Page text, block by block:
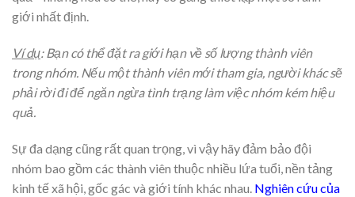
giới nhất định.
Ví dụ: Bạn có thể đặt ra giới hạn về số lượng thành viên
trong nhóm. Nếu một thành viên mới tham gia, người khác sẽ
phải rời đi để ngăn ngừa tình trạng làm việc nhóm kém hiệu
quả.
Sự đa dạng cũng rất quan trọng, vì vậy hãy đảm bảo đội
nhóm bao gồm các thành viên thuộc nhiều lứa tuổi, nền tảng
kinh tế xã hội, gốc gác và giới tính khác nhau. Nghiên cứu của